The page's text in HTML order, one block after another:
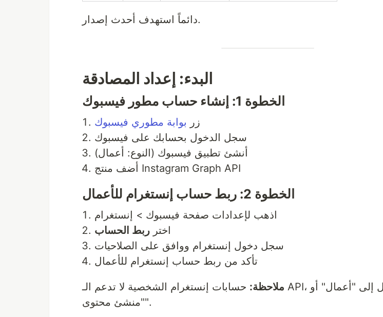
دائماً استهدف أحدث إصدار.
البدء: إعداد المصادقة
الخطوة 1: إنشاء حساب مطور فيسبوك
زر بوابة مطوري فيسبوك
سجل الدخول بحسابك على فيسبوك
أنشئ تطبيق فيسبوك (النوع: أعمال)
أضف منتج Instagram Graph API
الخطوة 2: ربط حساب إنستغرام للأعمال
اذهب لإعدادات صفحة فيسبوك > إنستغرام
اختر ربط الحساب
سجل دخول إنستغرام ووافق على الصلاحيات
تأكد من ربط حساب إنستغرام للأعمال
ملاحظة: حسابات إنستغرام الشخصية لا تدعم الـ API، يجب التحويل إلى "أعمال" أو
"منشئ محتوى".